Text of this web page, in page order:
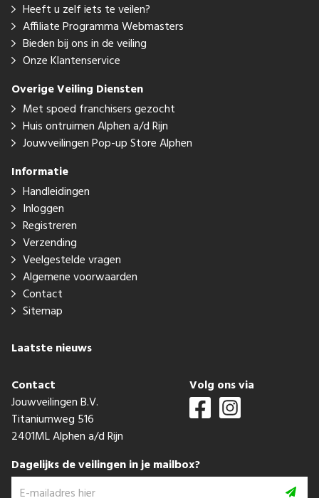
Heeft u zelf iets te veilen?
Affiliate Programma Webmasters
Bieden bij ons in de veiling
Onze Klantenservice
Overige Veiling Diensten
Met spoed franchisers gezocht
Huis ontruimen Alphen a/d Rijn
Jouwveilingen Pop-up Store Alphen
Informatie
Handleidingen
Inloggen
Registreren
Verzending
Veelgestelde vragen
Algemene voorwaarden
Contact
Sitemap
Laatste nieuws
Contact
Jouwveilingen B.V.
Titaniumweg 516
2401ML Alphen a/d Rijn
Volg ons via
Dagelijks de veilingen in je mailbox?